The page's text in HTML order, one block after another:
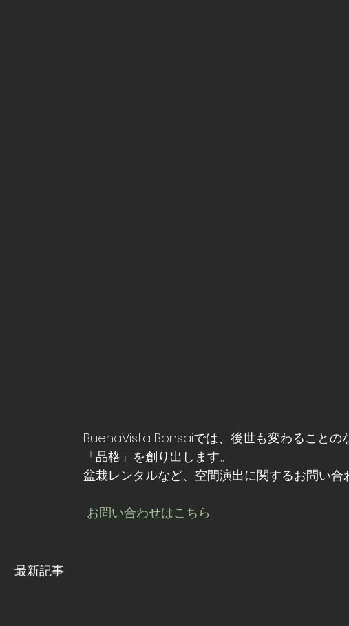
BuenaVista Bonsaiでは、後世も変わることの
「品格」を創り出します。
盆栽レンタルなど、空間演出に関するお問い合
お問い合わせはこちら
最新記事